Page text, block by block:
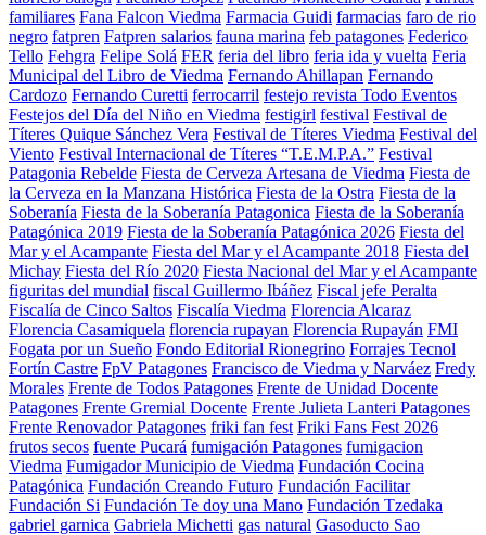
familiares Fana Falcon Viedma Farmacia Guidi farmacias faro de rio
negro fatpren Fatpren salarios fauna marina feb patagones Federico
Tello Fehgra Felipe Solá FER feria del libro feria ida y vuelta Feria
Municipal del Libro de Viedma Fernando Ahillapan Fernando
Cardozo Fernando Curetti ferrocarril festejo revista Todo Eventos
Festejos del Día del Niño en Viedma festigirl festival Festival de
Títeres Quique Sánchez Vera Festival de Títeres Viedma Festival del
Viento Festival Internacional de Títeres “T.E.M.P.A.” Festival
Patagonia Rebelde Fiesta de Cerveza Artesana de Viedma Fiesta de
la Cerveza en la Manzana Histórica Fiesta de la Ostra Fiesta de la
Soberanía Fiesta de la Soberanía Patagonica Fiesta de la Soberanía
Patagónica 2019 Fiesta de la Soberanía Patagónica 2026 Fiesta del
Mar y el Acampante Fiesta del Mar y el Acampante 2018 Fiesta del
Michay Fiesta del Río 2020 Fiesta Nacional del Mar y el Acampante
figuritas del mundial fiscal Guillermo Ibáñez Fiscal jefe Peralta
Fiscalía de Cinco Saltos Fiscalía Viedma Florencia Alcaraz
Florencia Casamiquela florencia rupayan Florencia Rupayán FMI
Fogata por un Sueño Fondo Editorial Rionegrino Forrajes Tecnol
Fortín Castre FpV Patagones Francisco de Viedma y Narváez Fredy
Morales Frente de Todos Patagones Frente de Unidad Docente
Patagones Frente Gremial Docente Frente Julieta Lanteri Patagones
Frente Renovador Patagones friki fan fest Friki Fans Fest 2026
frutos secos fuente Pucará fumigación Patagones fumigacion
Viedma Fumigador Municipio de Viedma Fundación Cocina
Patagónica Fundación Creando Futuro Fundación Facilitar
Fundación Si Fundación Te doy una Mano Fundación Tzedaka
gabriel garnica Gabriela Michetti gas natural Gasoducto Sao